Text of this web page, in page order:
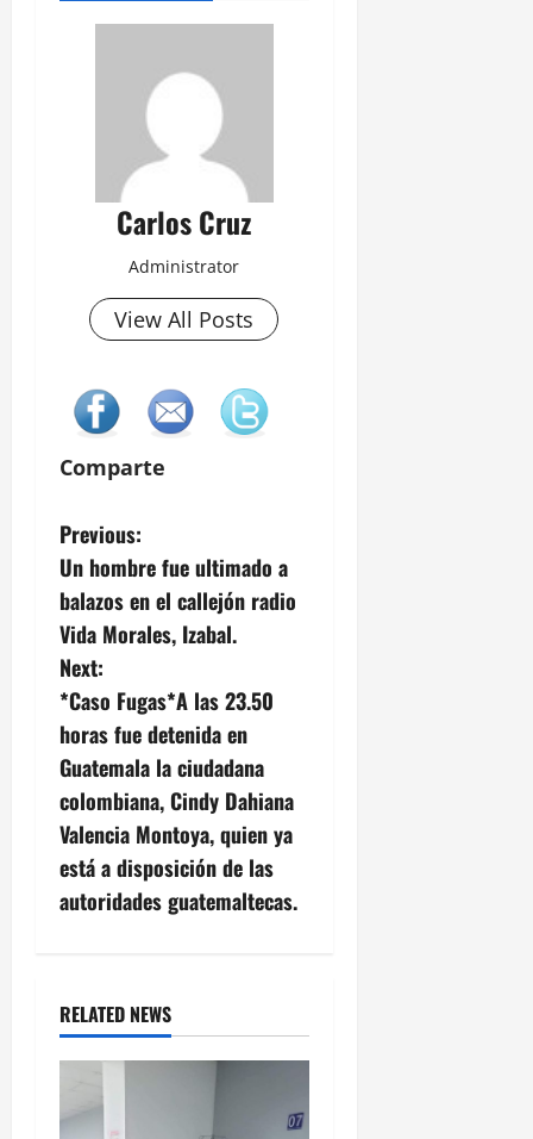
Carlos Cruz
Administrator
View All Posts
Comparte
P
o
s
t
n
a
v
i
t
Previous:
Un hombre fue ultimado a
balazos en el callejón radio
Vida Morales, Izabal.
Next:
*Caso Fugas*A las 23.50
horas fue detenida en
Guatemala la ciudadana
colombiana, Cindy Dahiana
Valencia Montoya, quien ya
está a disposición de las
autoridades guatemaltecas.
RELATED NEWS